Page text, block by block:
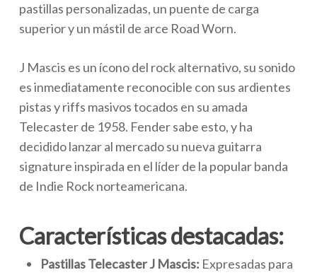
pastillas personalizadas, un puente de carga
superior y un mástil de arce Road Worn.
J Mascis es un ícono del rock alternativo, su sonido
es inmediatamente reconocible con sus ardientes
pistas y riffs masivos tocados en su amada
Telecaster de 1958. Fender sabe esto, y ha
decidido lanzar al mercado su nueva guitarra
signature inspirada en el líder de la popular banda
de Indie Rock norteamericana.
Características destacadas:
Pastillas Telecaster J Mascis: Expresadas para